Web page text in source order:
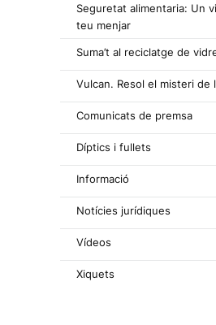
Seguretat alimentaria: Un
teu menjar
Suma’t al reciclatge de
Vulcan. Resol el misteri de
Comunicats de premsa
Díptics i fullets
Informació
Notícies jurídiques
Vídeos
Xiquets